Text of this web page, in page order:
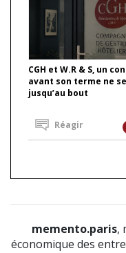
CGH et W.R & S, un
avant son terme ne
jusqu’au bout
Réagir
memento.paris,
économique des